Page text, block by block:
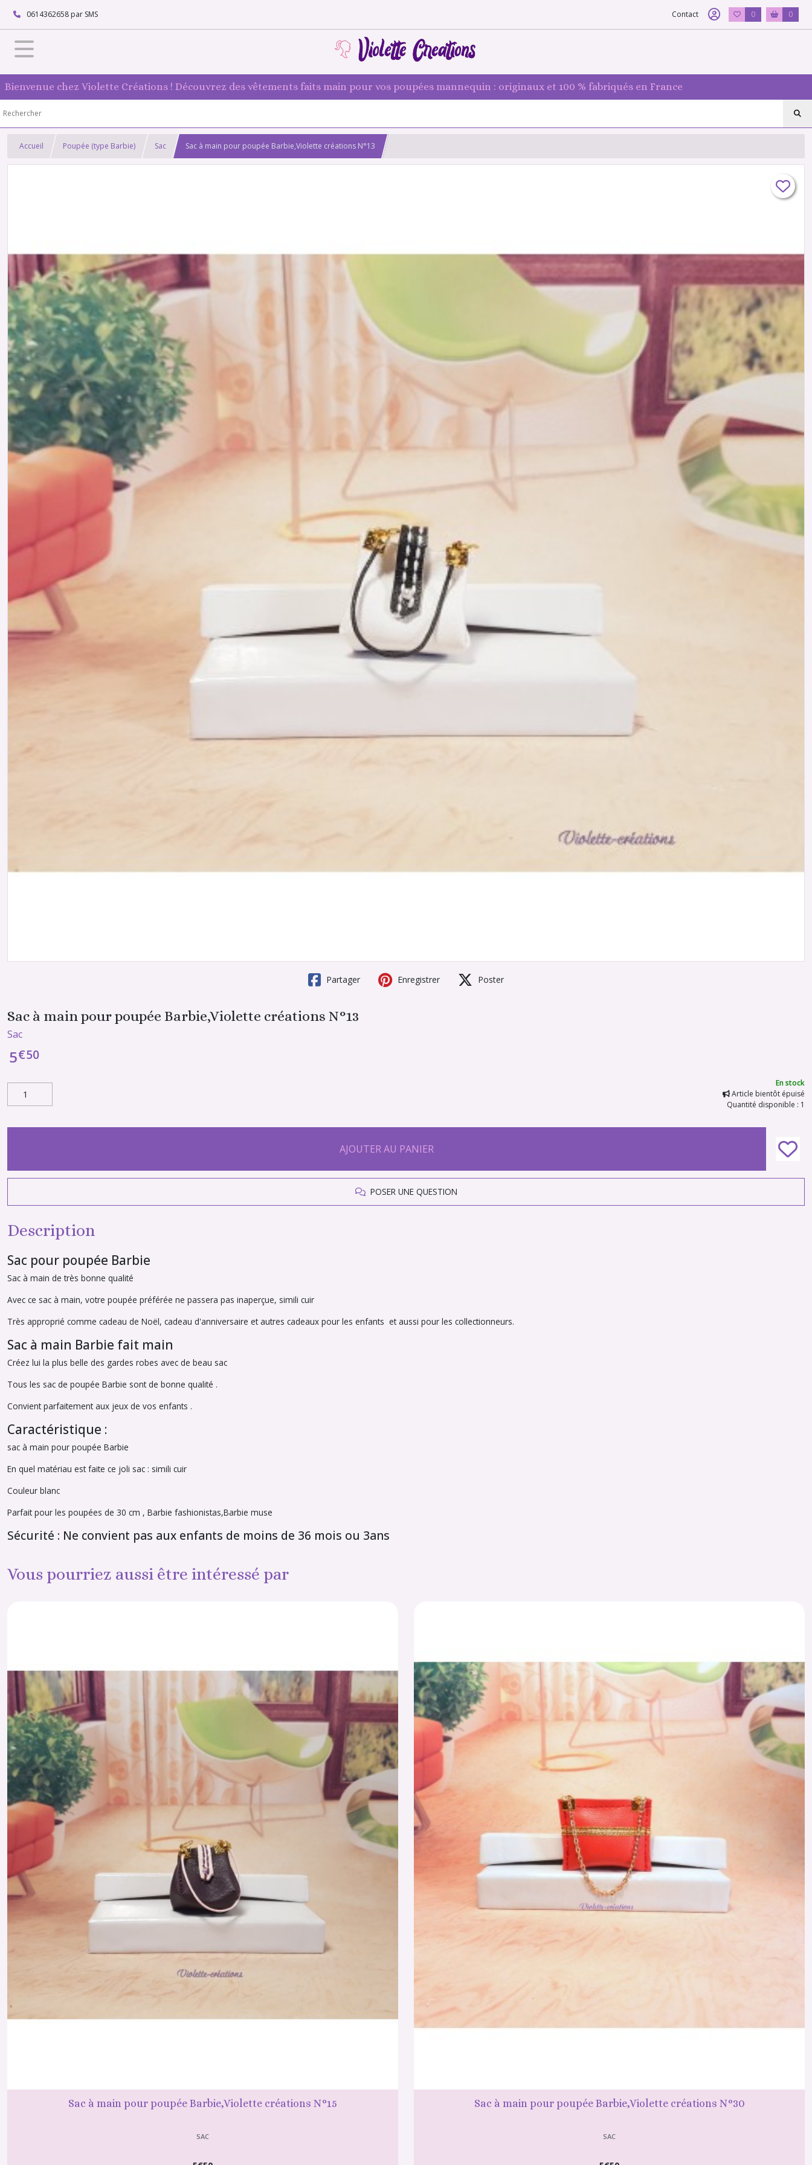
0614362658 par SMS Contact 0 0
Bienvenue chez Violette Créations ! Découvrez des vêtements faits main pour vos poupées mannequin : originaux et 100 % fabriqués en France
Accueil Poupée (type Barbie) Sac Sac à main pour poupée Barbie,Violette créations N°13
Partager Enregistrer Poster
Sac à main pour poupée Barbie,Violette créations N°13
Sac
5€50
En stock
Article bientôt épuisé
Quantité disponible : 1
AJOUTER AU PANIER
POSER UNE QUESTION
Description
Sac pour poupée Barbie
Sac à main de très bonne qualité
Avec ce sac à main, votre poupée préférée ne passera pas inaperçue, simili cuir
Très approprié comme cadeau de Noël, cadeau d'anniversaire et autres cadeaux pour les enfants et aussi pour les collectionneurs.
Sac à main Barbie fait main
Créez lui la plus belle des gardes robes avec de beau sac
Tous les sac de poupée Barbie sont de bonne qualité .
Convient parfaitement aux jeux de vos enfants .
Caractéristique :
sac à main pour poupée Barbie
En quel matériau est faite ce joli sac : simili cuir
Couleur blanc
Parfait pour les poupées de 30 cm , Barbie fashionistas,Barbie muse
Sécurité : Ne convient pas aux enfants de moins de 36 mois ou 3ans
Vous pourriez aussi être intéressé par
Sac à main pour poupée Barbie,Violette créations N°15
SAC
Sac à main pour poupée Barbie,Violette créations N°30
SAC